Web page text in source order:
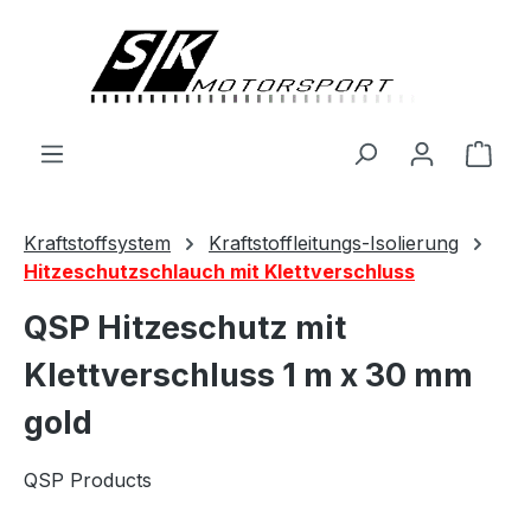
Kraftstoffsystem
Kraftstoffleitungs-Isolierung
Hitzeschutzschlauch mit Klettverschluss
QSP Hitzeschutz mit
Klettverschluss 1 m x 30 mm
gold
QSP Products